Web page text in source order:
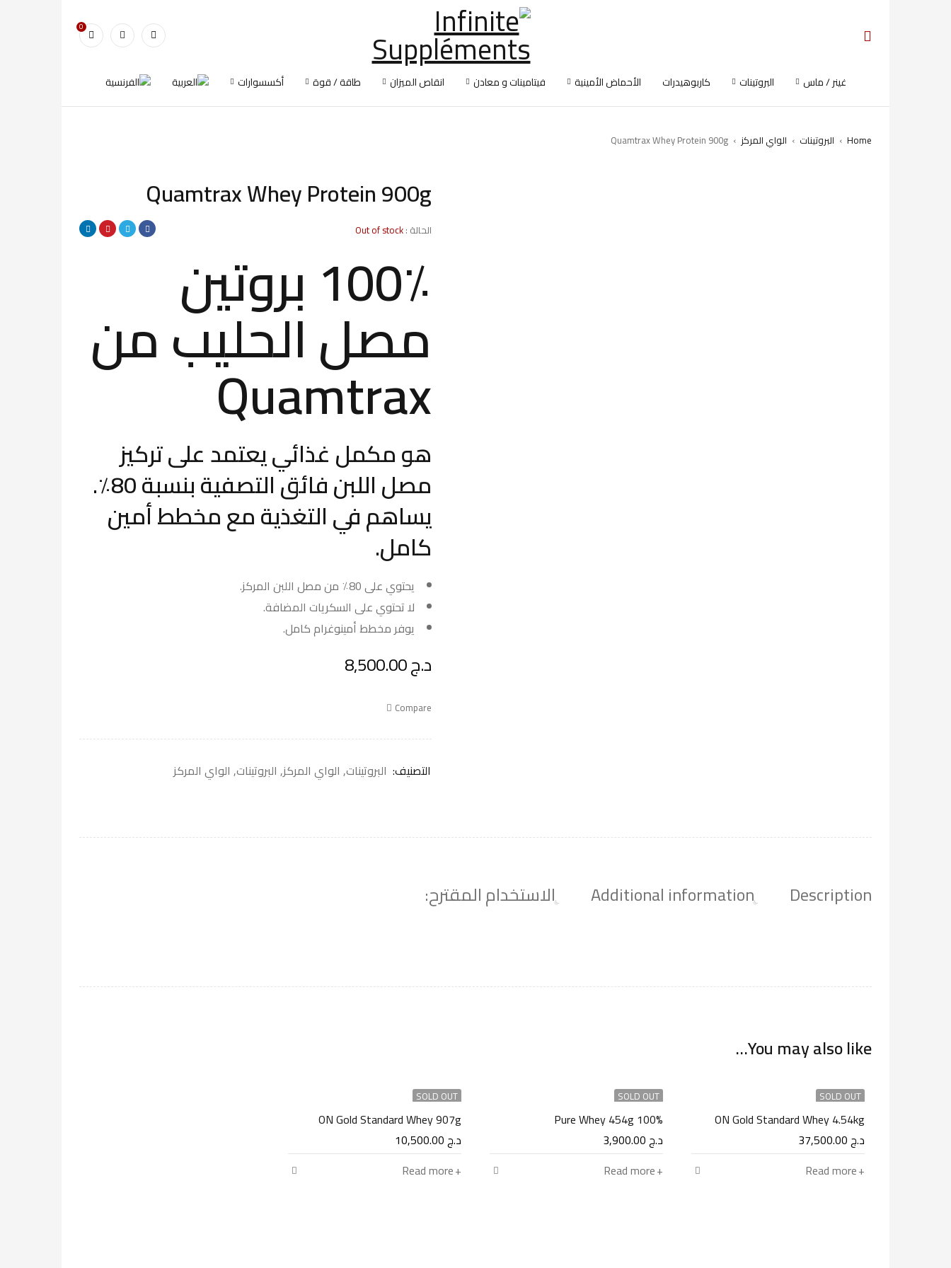
0
غينر / ماس البروتينات كاربوهيدرات الأحماض الأمينية فيتامينات و معادن انقاص الميزان طاقة / قوة أكسسوارات
Home
› البروتينات › الواي المركز ›
Quamtrax Whey Protein 900g
Quamtrax Whey Protein 900g
الحالة :Out of stock
100٪ بروتين
مصل الحليب من
Quamtrax
هو مكمل غذائي يعتمد على تركيز
مصل اللبن فائق التصفية بنسبة 80٪.
يساهم في التغذية مع مخطط أمين
كامل.
يحتوي على 80٪ من مصل اللبن المركز.
لا تحتوي على السكريات المضافة.
يوفر مخطط أمينوغرام كامل.
د.ج8,500.00
Compare
التصنيف: البروتينات, الواي المركز, البروتينات, الواي المركز
Description
Additional information الاستخدام المقترح:
You may also like…
SOLD OUT
ON Gold Standard Whey 4.54kg
د.ج
Read more
SOLD OUT
100% Pure Whey 454g
د.ج
Read more
SOLD OUT
ON Gold Standard Whey 907g
د.ج
Read more